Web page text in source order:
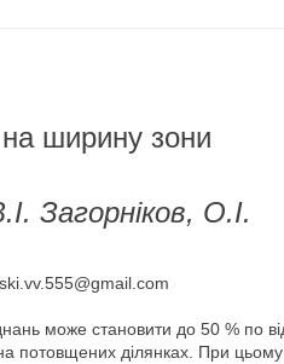
на ширину зони
Загорніков, О.І.
може становити до 50 % по
потовщених ділянках. При